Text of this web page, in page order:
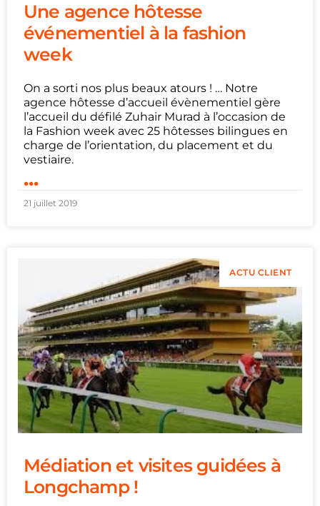
Une agence hôtesse
événementiel à la fashion
week
On a sorti nos plus beaux atours ! … Notre
agence hôtesse d’accueil évènementiel gère
l’accueil du défilé Zuhair Murad à l’occasion de
la Fashion week avec 25 hôtesses bilingues en
charge de l’orientation, du placement et du
vestiaire.
...
21 juillet 2019
ACTU CLIENT
Médiation et visites guidées à
Longchamp !